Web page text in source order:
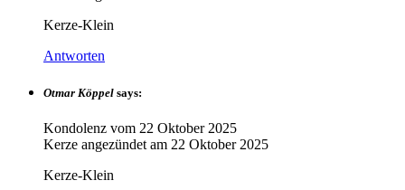
Kerze-Klein
Antworten
Otmar Köppel says:
Kondolenz vom 22 Oktober 2025
Kerze angezündet am 22 Oktober 2025
Kerze-Klein